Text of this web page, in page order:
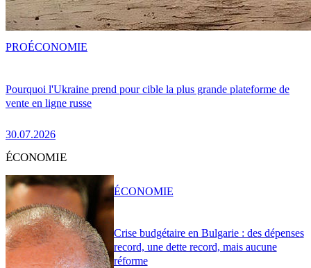
Pourquoi l'Ukraine prend pour cible la plus grande plateforme de
vente en ligne russe
30.07.2026
PROÉCONOMIE
ÉCONOMIE
Crise budgétaire en Bulgarie : des dépenses
record, une dette record, mais aucune
réforme
ÉCONOMIE